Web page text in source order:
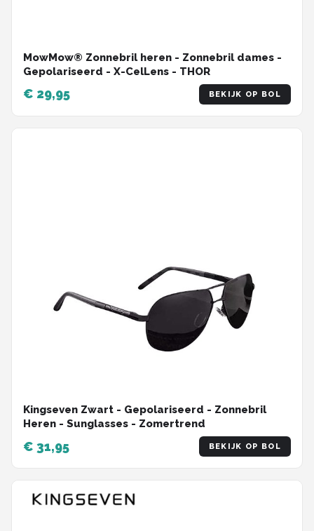
MowMow® Zonnebril heren - Zonnebril dames -
Gepolariseerd - X-CelLens - THOR
€ 29,95 BEKIJK OP BOL
Kingseven Zwart - Gepolariseerd - Zonnebril
Heren - Sunglasses - Zomertrend
€ 31,95 BEKIJK OP BOL